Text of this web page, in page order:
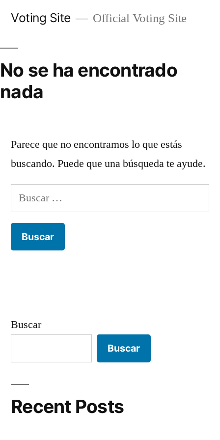
contenido
Voting Site Official Voting Site
No se ha encontrado
nada
Parece que no encontramos lo que estás
buscando. Puede que una búsqueda te ayude.
Buscar:
Buscar
Buscar
Recent Posts